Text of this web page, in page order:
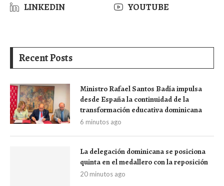
LINKEDIN
YOUTUBE
Recent Posts
Ministro Rafael Santos Badía impulsa
desde España la continuidad de la
transformación educativa dominicana
6 minutos ago
La delegación dominicana se posiciona
quinta en el medallero con la reposición
20 minutos ago